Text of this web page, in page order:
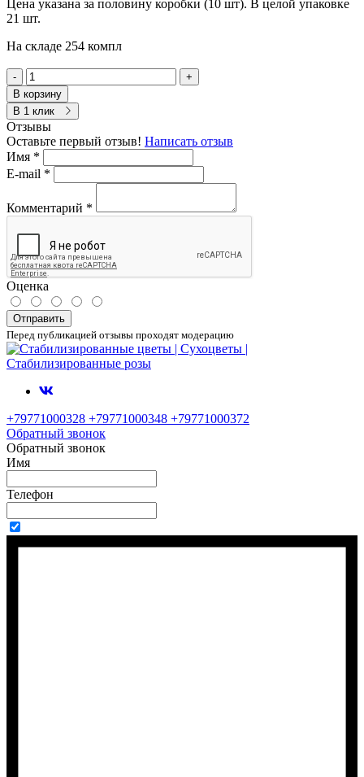
Цена указана за половину коробки (10 шт). В целой упаковке
21 шт.
На складе 254 компл
-
+
В корзину
В 1 клик
Отзывы
Оставьте первый отзыв! Написать отзыв
Имя *
E-mail *
Комментарий *
Оценка
Отправить
Перед публикацией отзывы проходят модерацию
+79771000328 +79771000348 +79771000372
Обратный звонок
Обратный звонок
Имя
Телефон